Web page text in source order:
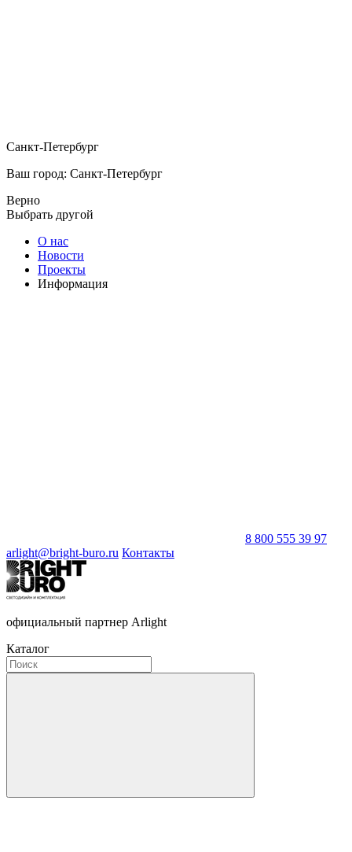
Санкт-Петербург
Ваш город: Санкт-Петербург
Верно
Выбрать другой
О нас
Новости
Проекты
Информация
8 800 555 39 97
arlight@bright-buro.ru Контакты
официальный партнер Arlight
Каталог